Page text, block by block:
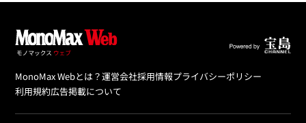
MonoMax Webとは？運営会社採用情報プライバシーポリシー
利用規約広告掲載について